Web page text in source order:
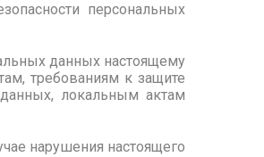
персональных
данных настоящему
требованиям к защите
локальным актам
нарушения настоящего